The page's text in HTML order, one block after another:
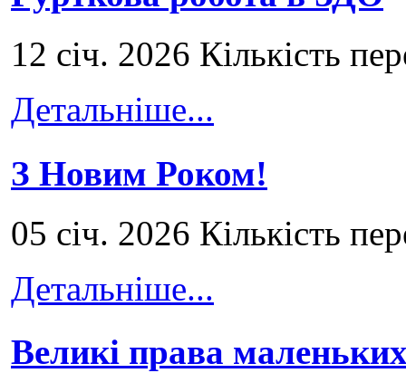
12 січ. 2026 Кількість
Детальніше...
З Новим Роком!
05 січ. 2026 Кількість
Детальніше...
Великі права маленьких